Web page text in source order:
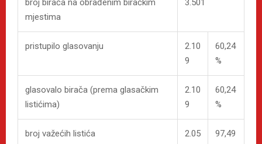
mjestima
pristupilo glasovanju
2.10
9
60,24
%
glasovalo birača (prema glasačkim
listićima)
2.10
9
60,24
%
broj važećih listića
2.05
97,49